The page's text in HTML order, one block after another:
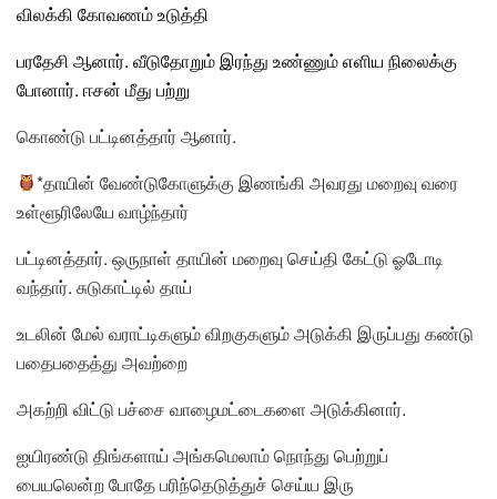
விலக்கி கோவணம் உடுத்தி
பரதேசி ஆனார். வீடுதோறும் இரந்து உண்ணும் எளிய நிலைக்கு
போனார். ஈசன் மீது பற்று
கொண்டு பட்டினத்தார் ஆனார்.
*தாயின் வேண்டுகோளுக்கு இணங்கி அவரது மறைவு வரை
உள்ளூரிலேயே வாழ்ந்தார்
பட்டினத்தார். ஒருநாள் தாயின் மறைவு செய்தி கேட்டு ஓடோடி
வந்தார். சுடுகாட்டில் தாய்
உடலின் மேல் வராட்டிகளும் விறகுகளும் அடுக்கி இருப்பது கண்டு
பதைபதைத்து அவற்றை
அகற்றி விட்டு பச்சை வாழைமட்டைகளை அடுக்கினார்.
ஐயிரண்டு திங்களாய் அங்கமெலாம் நொந்து பெற்றுப்
பையலென்ற போதே பரிந்தெடுத்துச் செய்ய இரு